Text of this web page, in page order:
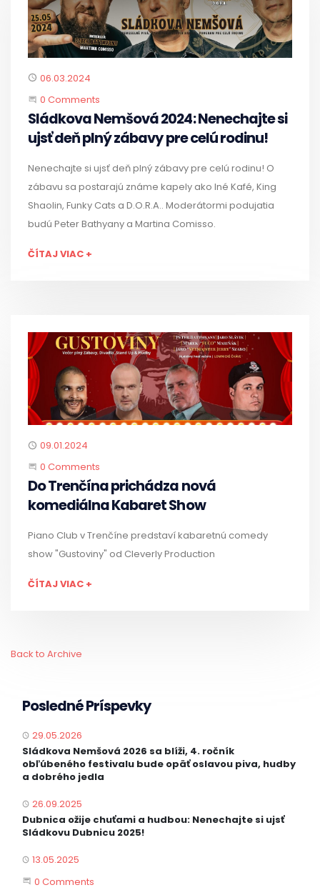
Published
06.03.2024
Start the Conversation
0 Comments
Sládkova Nemšová 2024: Nenechajte si
ujsť deň plný zábavy pre celú rodinu!
Nenechajte si ujsť deň plný zábavy pre celú rodinu! O
zábavu sa postarajú známe kapely ako Iné Kafé, King
Shaolin, Funky Cats a D.O.R.A.. Moderátormi podujatia
budú Peter Bathyany a Martina Comisso.
ČÍTAJ VIAC +
Published
09.01.2024
Start the Conversation
0 Comments
Do Trenčína prichádza nová
komediálna Kabaret Show
Piano Club v Trenčíne predstaví kabaretnú comedy
show "Gustoviny" od Cleverly Production
ČÍTAJ VIAC +
Back to Archive
Posledné Príspevky
PUBLISHED
29.05.2026
Sládkova Nemšová 2026 sa blíži, 4. ročník
obľúbeného festivalu bude opäť oslavou piva, hudby
a dobrého jedla
PUBLISHED
26.09.2025
Dubnica ožije chuťami a hudbou: Nenechajte si ujsť
Sládkovu Dubnicu 2025!
PUBLISHED
13.05.2025
Start the Conversation
0 Comments